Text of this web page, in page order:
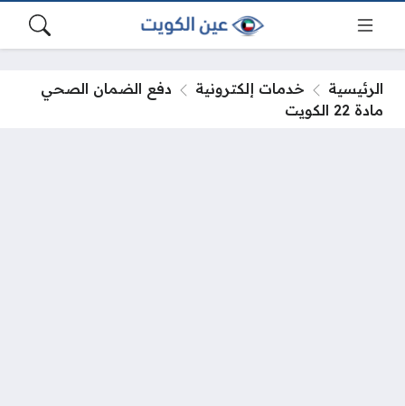
الرئيسية خدمات إلكترونية
دفع الضمان الصحي
مادة 22 الكويت